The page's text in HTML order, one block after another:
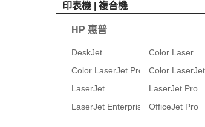
印表機 | 複合機
HP 惠普
DeskJet
Color Laser
Color LaserJet Pro
Color LaserJet
LaserJet
LaserJet Pro
LaserJet Enterprise
OfficeJet Pro